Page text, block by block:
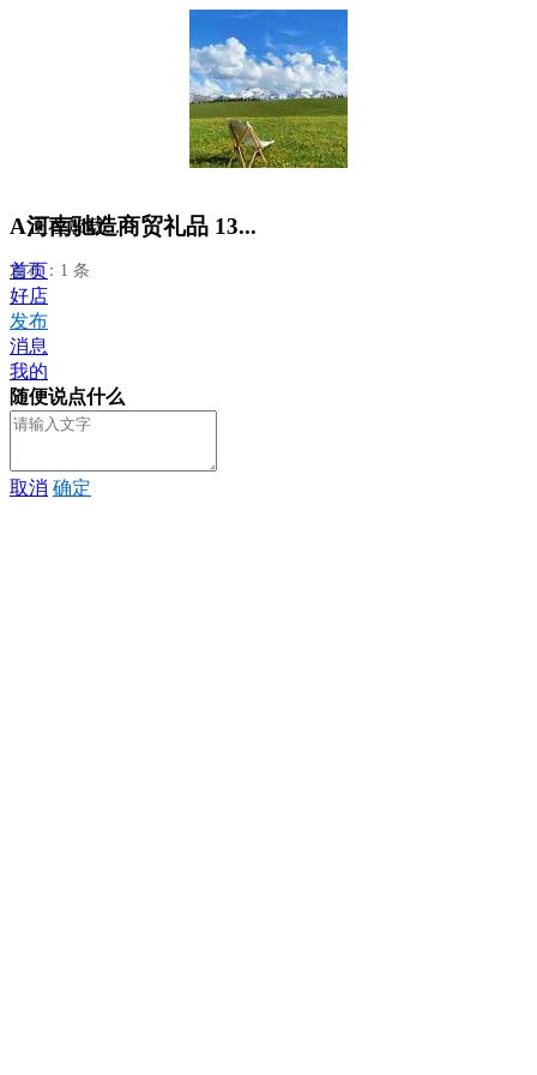
A河南驰造商贸礼品 13...
发布：1 条
正在加载...
首页
好店
发布
消息
我的
随便说点什么
取消 确定